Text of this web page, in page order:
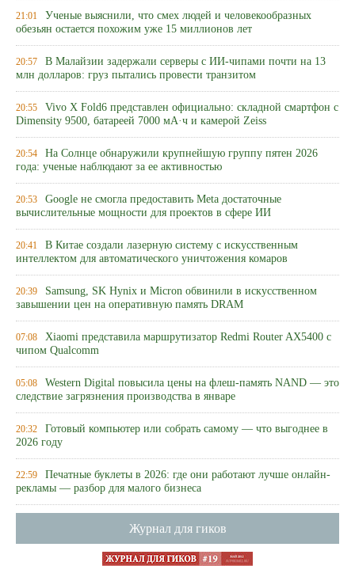
21:01 Ученые выяснили, что смех людей и человекообразных
обезьян остается похожим уже 15 миллионов лет
20:57 В Малайзии задержали серверы с ИИ-чипами почти на 13
млн долларов: груз пытались провести транзитом
20:55 Vivo X Fold6 представлен официально: складной смартфон с
Dimensity 9500, батареей 7000 мА·ч и камерой Zeiss
20:54 На Солнце обнаружили крупнейшую группу пятен 2026
года: ученые наблюдают за ее активностью
20:53 Google не смогла предоставить Meta достаточные
вычислительные мощности для проектов в сфере ИИ
20:41 В Китае создали лазерную систему с искусственным
интеллектом для автоматического уничтожения комаров
20:39 Samsung, SK Hynix и Micron обвинили в искусственном
завышении цен на оперативную память DRAM
07:08 Xiaomi представила маршрутизатор Redmi Router AX5400 с
чипом Qualcomm
05:08 Western Digital повысила цены на флеш-память NAND — это
следствие загрязнения производства в январе
20:32 Готовый компьютер или собрать самому — что выгоднее в
2026 году
22:59 Печатные буклеты в 2026: где они работают лучше онлайн-
рекламы — разбор для малого бизнеса
Журнал для гиков